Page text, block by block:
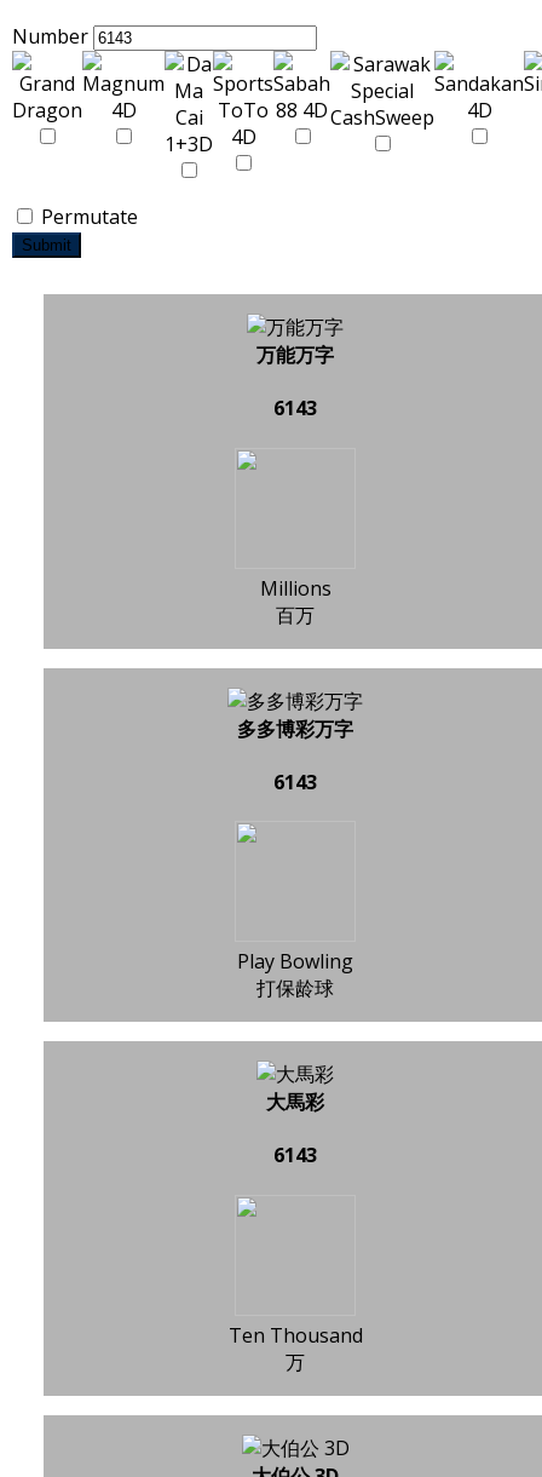
Number
Permutate
Submit
万能万字
6143
Millions
百万
多多博彩万字
6143
Play Bowling
打保龄球
大馬彩
6143
Ten Thousand
万